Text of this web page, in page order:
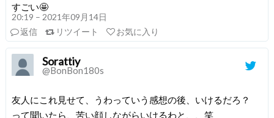
すごい🤩
20:19 – 2021年09月14日
返信
リツイート お気に入り
Sorattiy
@BonBon180s
友人にこれ見せて、うわっていう感想の後、いけるだろ？
って聞いたら、苦い顔しながらいけるわと、、笑